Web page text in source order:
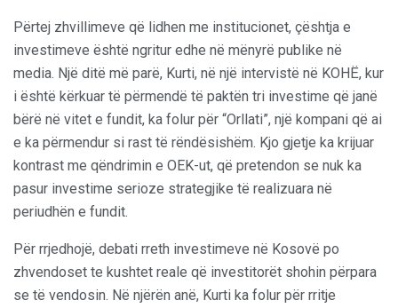
Përtej zhvillimeve që lidhen me institucionet, çështja e
investimeve është ngritur edhe në mënyrë publike në
media. Një ditë më parë, Kurti, në një intervistë në KOHË, kur
i është kërkuar të përmendë të paktën tri investime që janë
bërë në vitet e fundit, ka folur për “Orllati”, një kompani që ai
e ka përmendur si rast të rëndësishëm. Kjo gjetje ka krijuar
kontrast me qëndrimin e OEK-ut, që pretendon se nuk ka
pasur investime serioze strategjike të realizuara në
periudhën e fundit.
Për rrjedhojë, debati rreth investimeve në Kosovë po
zhvendoset te kushtet reale që investitorët shohin përpara
se të vendosin. Në njërën anë, Kurti ka folur për rritje